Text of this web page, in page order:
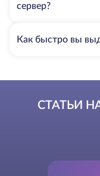
сервер?
Как быстро вы
СТАТЬИ